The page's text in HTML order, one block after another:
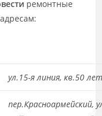
ремонтные
ул.15-я линия, кв.50
пер.Красноармейский,